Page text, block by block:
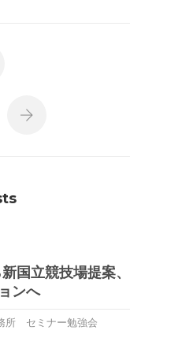
国立競技場提案、
ンへ
所 セミナー勉強会